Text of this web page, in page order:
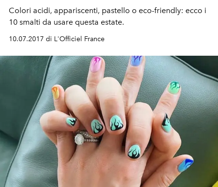
Colori acidi, appariscenti, pastello o eco-friendly: ecco i
10 smalti da usare questa estate.
10.07.2017 di L'Officiel France